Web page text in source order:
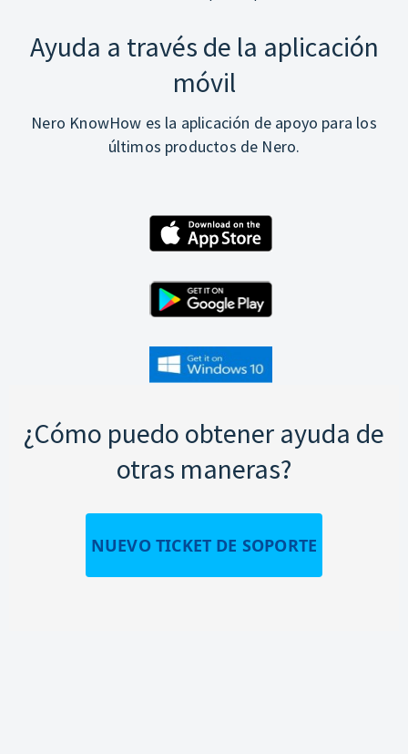
Ayuda a través de la aplicación
móvil
Nero KnowHow es la aplicación de apoyo para los
últimos productos de Nero.
¿Cómo puedo obtener ayuda de
otras maneras?
NUEVO TICKET DE SOPORTE